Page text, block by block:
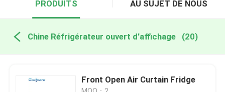
PRODUITS AU SUJET DE NOUS
Chine Réfrigérateur ouvert d'affichage (20)
Front Open Air Curtain Fridge